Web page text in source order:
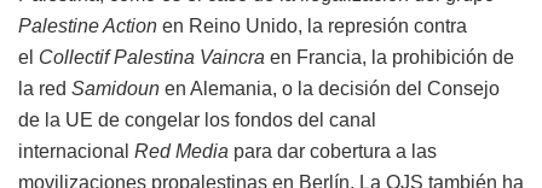
Palestine Action en Reino Unido, la represión contra
el Collectif Palestina Vaincra en Francia, la prohibición de
la red Samidoun en Alemania, o la decisión del Consejo
de la UE de congelar los fondos del canal
internacional Red Media para dar cobertura a las
movilizaciones propalestinas en Berlín. La OJS también ha